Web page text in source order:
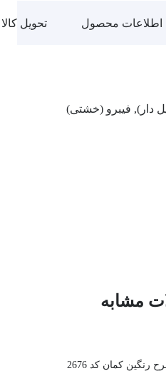
اطلاعات محصول تحویل کالا
دار), فیبرو (خشتی)
مشابه
کمان کد 2676